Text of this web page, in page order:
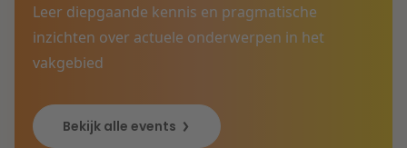
Leer diepgaande kennis en pragmatische
inzichten over actuele onderwerpen in het
vakgebied
Bekijk alle events